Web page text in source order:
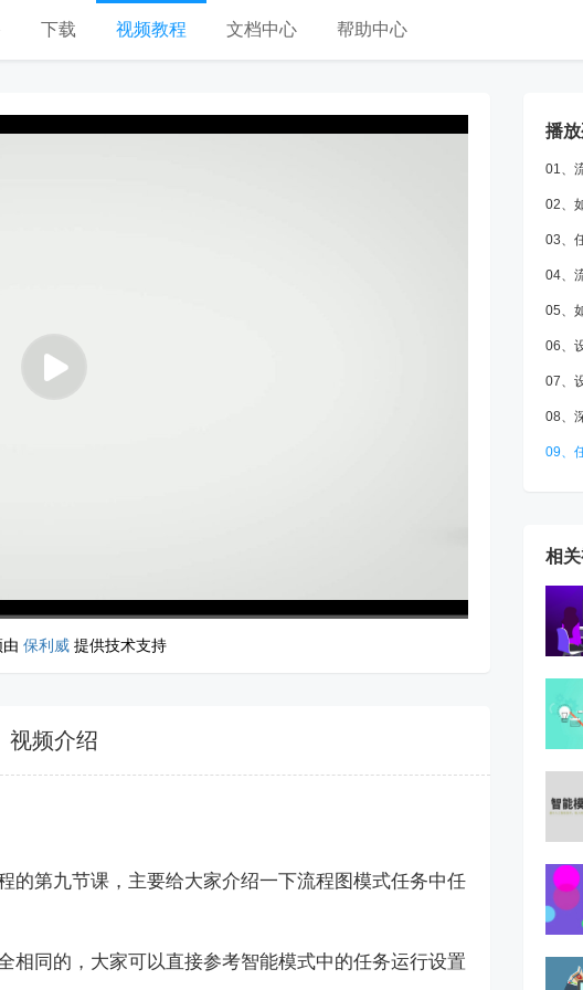
下载 视频教程 文档中心 帮助中心
保利威 提供技术支持
视频介绍
的第九节课，主要给大家介绍一下流程图模式任务中任
相同的，大家可以直接参考智能模式中的任务运行设置
播
01、
02、
03、
04、
05、
06、
07、
08、
09、
相